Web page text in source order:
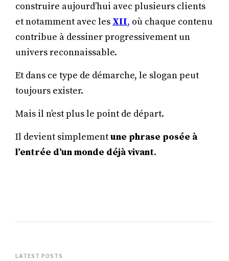
construire aujourd’hui avec plusieurs clients
et notamment avec les XII, où chaque contenu
contribue à dessiner progressivement un
univers reconnaissable.
Et dans ce type de démarche, le slogan peut
toujours exister.
Mais il n’est plus le point de départ.
Il devient simplementune phrase posée à
l’entrée d’un monde déjà vivant.
LATEST POSTS